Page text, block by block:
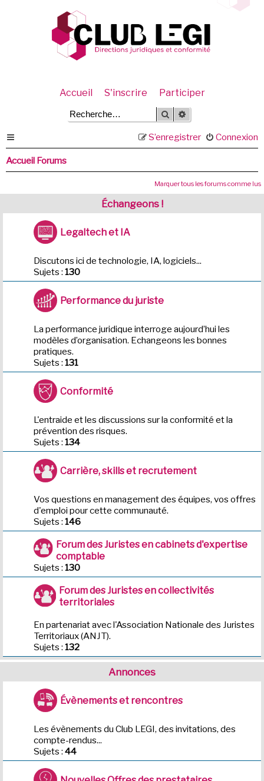
Accueil S'inscrire Participer
Rechercher
Connexion
S’enregistrer
Accueil Forums
Marquer tous les forums comme lus
Échangeons !
Legaltech et IA
Discutons ici de technologie, IA, logiciels...
Sujets : 130
Performance du juriste
La performance juridique interroge aujourd’hui les
modèles d’organisation. Echangeons les bonnes
pratiques.
Sujets : 131
Conformité
L'entraide et les discussions sur la conformité et la
prévention des risques.
Sujets : 134
Carrière, skills et recrutement
Vos questions en management des équipes, vos offres
d'emploi pour cette communauté.
Sujets : 146
Forum des Juristes en cabinets d'expertise
comptable
Sujets : 130
Forum des Juristes en collectivités
territoriales
En partenariat avec l'Association Nationale des Juristes
Territoriaux (ANJT).
Sujets : 132
Annonces
Évènements et rencontres
Les évènements du Club LEGI, des invitations, des
compte-rendus...
Sujets : 44